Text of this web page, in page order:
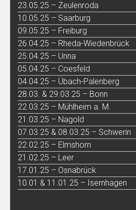
23.05.25 – Zeulenroda
10.05.25 – Saarburg
09.05.25 – Freiburg
26.04.25 – Rheda-Wiedenbrück
25.04.25 – Unna
05.04.25 – Coesfeld
04.04.25 – Übach-Palenberg
28.03. & 29.03.25 – Bonn
22.03.25 – Mühlheim a. M.
21.03.25 – Nagold
07.03.25 & 08.03.25 – Schwerin
22.02.25 – Elmshorn
21.02.25 – Leer
17.01.25 – Osnabrück
10.01 & 11.01.25 – Isernhagen